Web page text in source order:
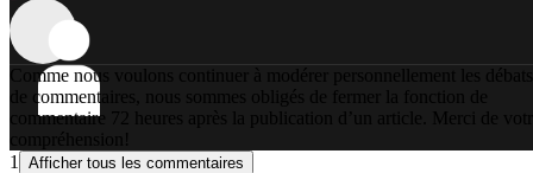
Comme nous voulons continuer à modérer personnellement les débats
de commentaires, nous sommes obligés de fermer la fonction de
commentaire 72 heures après la publication d’un article. Merci de
compréhension!
1
Afficher tous les commentaires